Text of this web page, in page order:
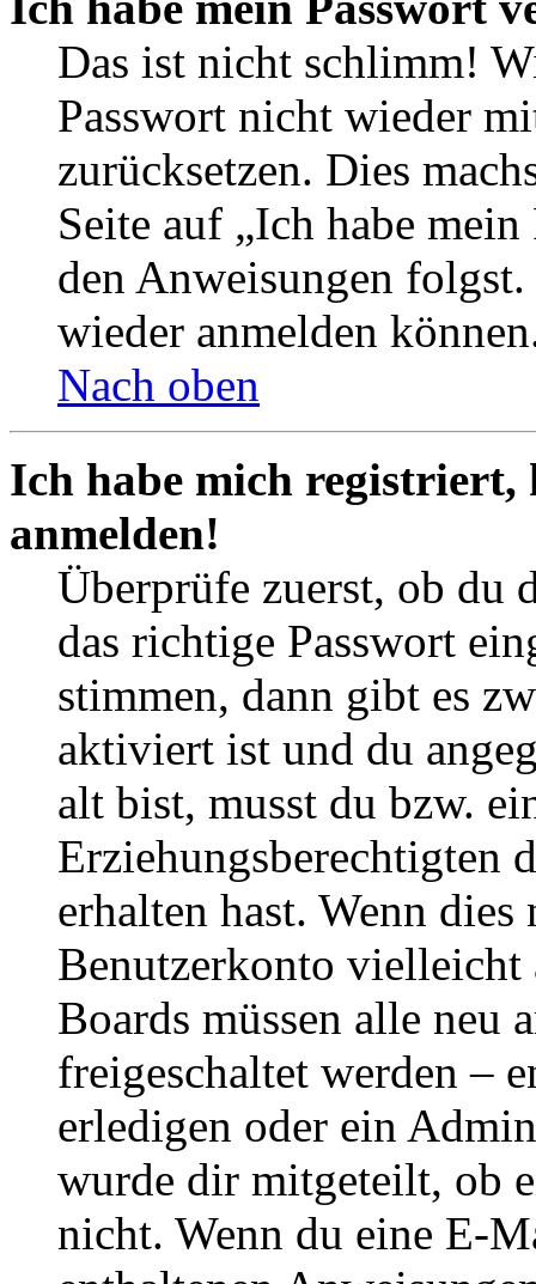
Das ist nicht schlimm!
Passwort nicht wieder
zurücksetzen. Dies
Seite auf „Ich habe
den Anweisungen
wieder anmelden
Nach oben
Ich habe mich
anmelden!
Überprüfe zuerst, ob du
das richtige Passwort
stimmen, dann gibt es
aktiviert ist und du
alt bist, musst du bzw.
Erziehungsberechtigten
erhalten hast. Wenn
Benutzerkonto
Boards müssen alle neu
freigeschaltet werden –
erledigen oder ein
wurde dir mitgeteilt, ob
nicht. Wenn du eine E-